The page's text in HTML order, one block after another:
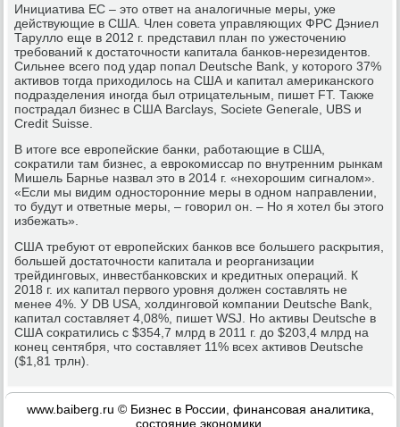
Инициатива ЕС – это ответ на аналогичные меры, уже
действующие в США. Член совета управляющих ФРС Дэниел
Тарулло еще в 2012 г. представил план по ужесточению
требований к достаточности капитала банков-нерезидентов.
Сильнее всего под удар попал Deutsche Bank, у которого 37%
активов тогда приходилось на США и капитал американского
подразделения иногда был отрицательным, пишет FT. Также
пострадал бизнес в США Barclays, Societe Generale, UBS и
Credit Suisse.
В итоге все европейские банки, работающие в США,
сократили там бизнес, а еврокомиссар по внутренним рынкам
Мишель Барнье назвал это в 2014 г. «нехорошим сигналом».
«Если мы видим односторонние меры в одном направлении,
то будут и ответные меры, – говорил он. – Но я хотел бы этого
избежать».
США требуют от европейских банков все большего раскрытия,
большей достаточности капитала и реорганизации
трейдинговых, инвестбанковских и кредитных операций. К
2018 г. их капитал первого уровня должен составлять не
менее 4%. У DB USA, холдинговой компании Deutsche Bank,
капитал составляет 4,08%, пишет WSJ. Но активы Deutsche в
США сократились с $354,7 млрд в 2011 г. до $203,4 млрд на
конец сентября, что составляет 11% всех активов Deutsche
($1,81 трлн).
www.baiberg.ru © Бизнес в России, финансовая аналитика,
состояние экономики.